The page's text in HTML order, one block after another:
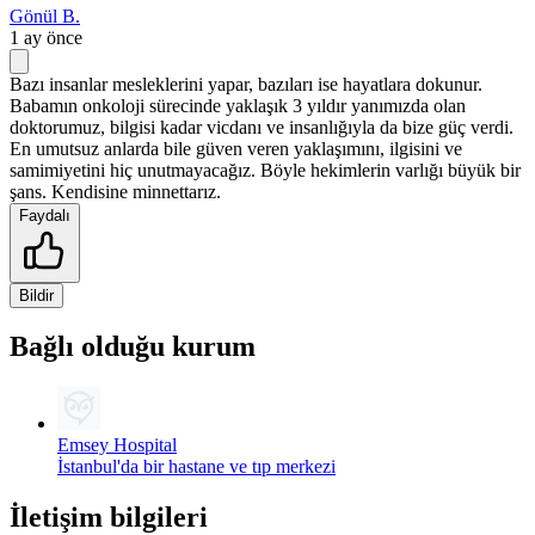
Gönül B.
1 ay önce
Bazı insanlar mesleklerini yapar, bazıları ise hayatlara dokunur.
Babamın onkoloji sürecinde yaklaşık 3 yıldır yanımızda olan
doktorumuz, bilgisi kadar vicdanı ve insanlığıyla da bize güç verdi.
En umutsuz anlarda bile güven veren yaklaşımını, ilgisini ve
samimiyetini hiç unutmayacağız. Böyle hekimlerin varlığı büyük bir
şans. Kendisine minnettarız.
Faydalı
Bildir
Bağlı olduğu kurum
Emsey Hospital
İstanbul'da bir hastane ve tıp merkezi
İletişim bilgileri